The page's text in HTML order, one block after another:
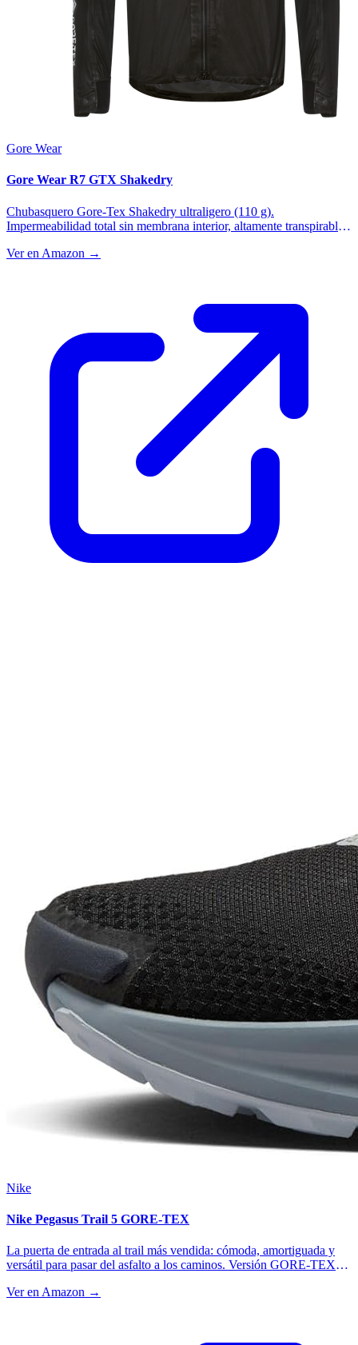
Gore Wear
Gore Wear R7 GTX Shakedry
Chubasquero Gore-Tex Shakedry ultraligero (110 g).
Impermeabilidad total sin membrana interior, altamente transpirable.
Ver en Amazon →
Nike
Nike Pegasus Trail 5 GORE-TEX
La puerta de entrada al trail más vendida: cómoda, amortiguada y
versátil para pasar del asfalto a los caminos. Versión GORE-TEX
Ver en Amazon →